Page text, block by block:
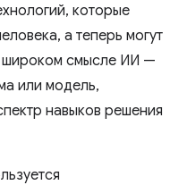
которые
а теперь могут
широком смысле ИИ —
или модель,
навыков решения